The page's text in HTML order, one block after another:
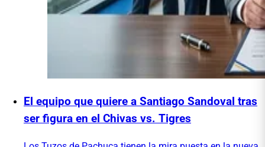
El equipo que quiere a Santiago Sandoval tras
ser figura en el Chivas vs. Tigres